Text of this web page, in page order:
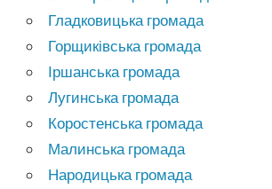
Гладковицька громада
Горщиківська громада
Іршанська громада
Лугинська громада
Коростенська громада
Малинська громада
Народицька громада